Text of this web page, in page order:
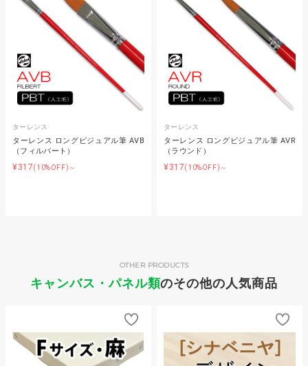
ターレンス
ターレンス ロングビジュアル筆 AVB
（フィルバート）
¥317(10%OFF)～
ターレンス
ターレンス ロングビジュアル筆 AVR
（ラウンド）
¥317(10%OFF)～
キャンバス・パネル類のその他の人気商品
OTHER PRODUCTS